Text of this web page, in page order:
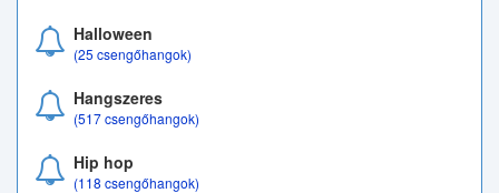
Halloween
(25 csengőhangok)
Hangszeres
(517 csengőhangok)
Hip hop
(118 csengőhangok)